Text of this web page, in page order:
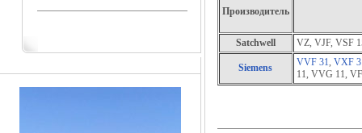
Производитель
Satchwell VZ, VJF, VSF
Siemens VVF 31, VXF
11, VVG 11,